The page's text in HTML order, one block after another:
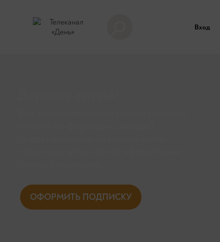
Вход
ОФОРМИТЬ ПОДПИСКУ